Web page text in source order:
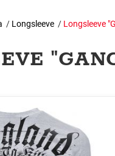
/ Longsleeve / Longsleeve